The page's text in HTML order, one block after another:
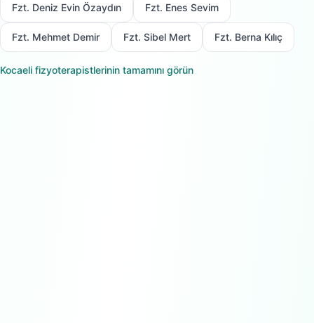
Fzt. Deniz Evin Özaydın Fzt. Enes Sevim
Fzt. Mehmet Demir Fzt. Sibel Mert Fzt. Berna Kılıç
Kocaeli fizyoterapistlerinin tamamını görün